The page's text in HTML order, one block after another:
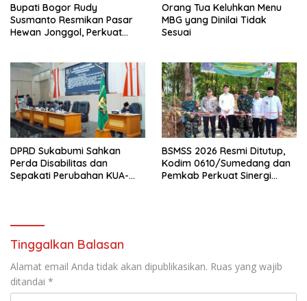
Bupati Bogor Rudy
Susmanto Resmikan Pasar
Hewan Jonggol, Perkuat
Orang Tua Keluhkan Menu
MBG yang Dinilai Tidak
Sesuai
DPRD Sukabumi Sahkan
Perda Disabilitas dan
Sepakati Perubahan KUA-
BSMSS 2026 Resmi Ditutup,
Kodim 0610/Sumedang dan
Pemkab Perkuat Sinergi
Tinggalkan Balasan
Alamat email Anda tidak akan dipublikasikan. Ruas yang wajib
ditandai *